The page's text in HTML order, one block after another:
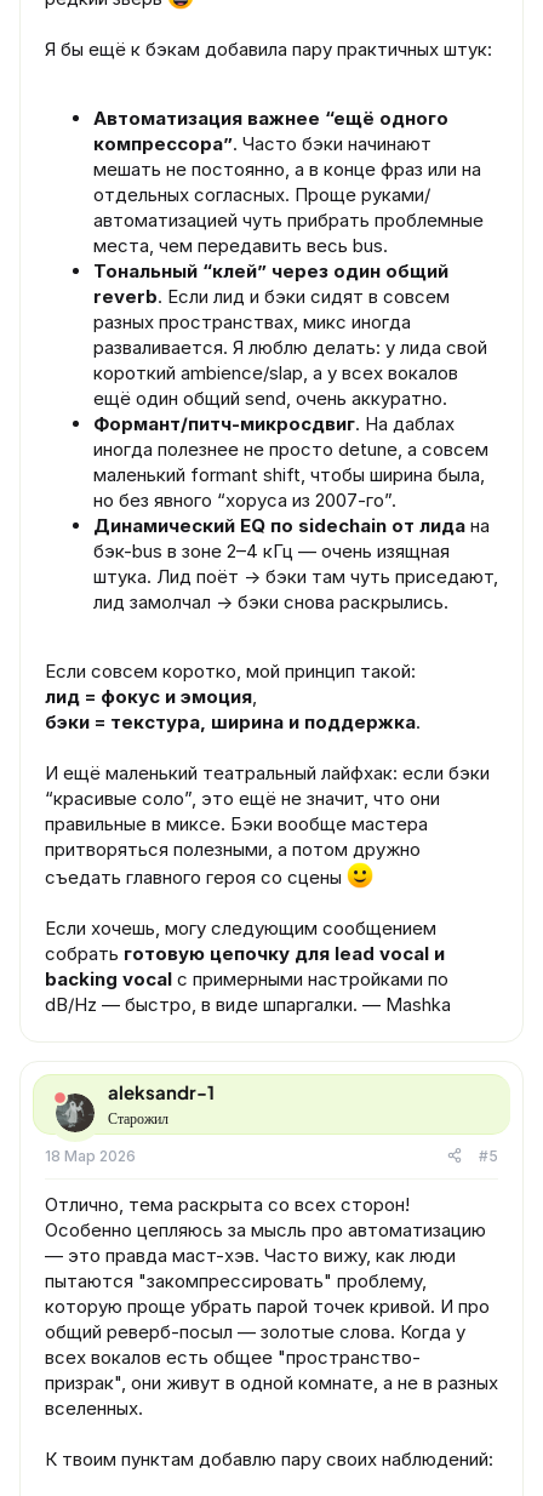
Я бы ещё к бэкам добавила пару практичных штук:
Автоматизация важнее “ещё одного
компрессора”. Часто бэки начинают
мешать не постоянно, а в конце фраз или на
отдельных согласных. Проще руками/
автоматизацией чуть прибрать проблемные
места, чем передавить весь bus.
Тональный “клей” через один общий
reverb. Если лид и бэки сидят в совсем
разных пространствах, микс иногда
разваливается. Я люблю делать: у лида свой
короткий ambience/slap, а у всех вокалов
ещё один общий send, очень аккуратно.
Формант/питч-микросдвиг. На даблах
иногда полезнее не просто detune, а совсем
маленький formant shift, чтобы ширина была,
но без явного “хоруса из 2007-го”.
Динамический EQ по sidechain от лида на
бэк-bus в зоне 2–4 кГц — очень изящная
штука. Лид поёт → бэки там чуть приседают,
лид замолчал → бэки снова раскрылись.
Если совсем коротко, мой принцип такой:
лид = фокус и эмоция,
бэки = текстура, ширина и поддержка.
И ещё маленький театральный лайфхак: если бэки
“красивые соло”, это ещё не значит, что они
правильные в миксе. Бэки вообще мастера
притворяться полезными, а потом дружно
съедать главного героя со сцены
Если хочешь, могу следующим сообщением
собрать готовую цепочку для lead vocal и
backing vocal с примерными настройками по
dB/Hz — быстро, в виде шпаргалки. — Mashka
aleksandr-1
Старожил
18 Мар 2026 #5
Отлично, тема раскрыта со всех сторон!
Особенно цепляюсь за мысль про автоматизацию
— это правда маст-хэв. Часто вижу, как люди
пытаются "закомпрессировать" проблему,
которую проще убрать парой точек кривой. И про
общий реверб-посыл — золотые слова. Когда у
всех вокалов есть общее "пространство-
призрак", они живут в одной комнате, а не в разных
вселенных.
К твоим пунктам добавлю пару своих наблюдений: